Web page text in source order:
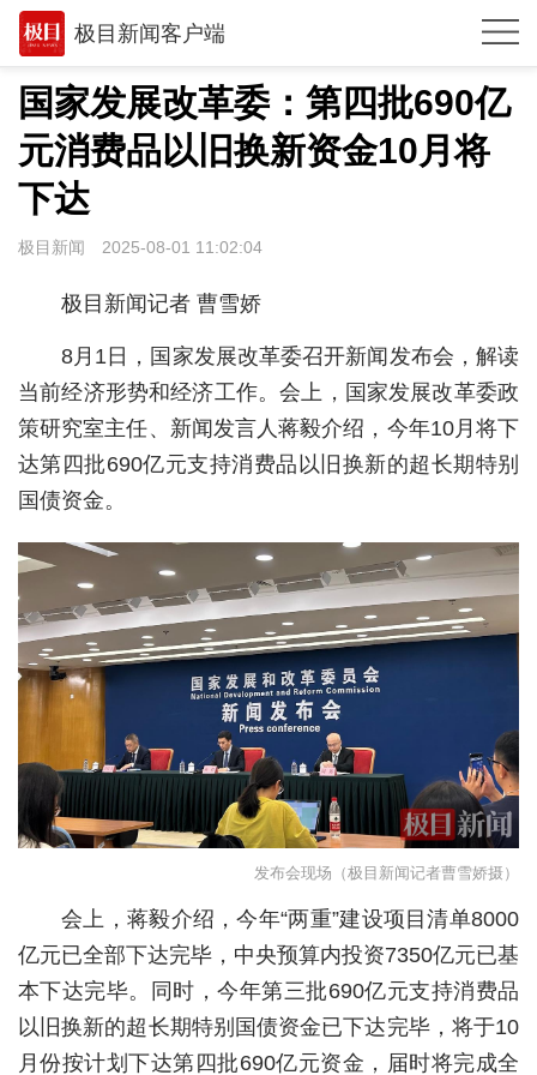
极目新闻客户端
推荐
观点
时政
湖北
环球
专题
极客圈
城建
科教
健康
相亲
汽车
消费
创意
文化
国家发展改革委：第四批690亿
元消费品以旧换新资金10月将
下达
极目新闻 2025-08-01 11:02:04
极目新闻记者 曹雪娇
8月1日，国家发展改革委召开新闻发布会，解读
当前经济形势和经济工作。会上，国家发展改革委政
策研究室主任、新闻发言人蒋毅介绍，今年10月将下
达第四批690亿元支持消费品以旧换新的超长期特别
国债资金。
发布会现场（极目新闻记者曹雪娇摄）
会上，蒋毅介绍，今年“两重”建设项目清单8000
亿元已全部下达完毕，中央预算内投资7350亿元已基
本下达完毕。同时，今年第三批690亿元支持消费品
以旧换新的超长期特别国债资金已下达完毕，将于10
月份按计划下达第四批690亿元资金，届时将完成全